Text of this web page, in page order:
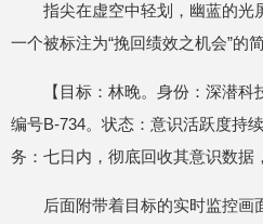
指尖在虚空中轻划，幽蓝的光
一个被标注为“挽回绩效之机会”的
【目标：林晚。身份：深潜科
编号B-734。状态：意识活跃度持
务：七日内，彻底回收其意识数据
后面附带着目标的实时监控